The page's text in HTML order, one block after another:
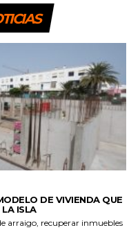
DE VIVIENDA QUE
LA ISLA
arraigo, recuperar inmuebles